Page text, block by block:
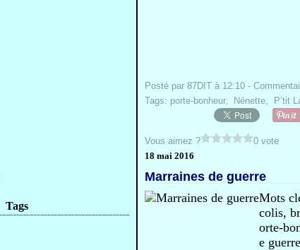
Tags
Posté par 87DIT à 12:10 -
Tags: porte-bonheur, Nénette, P’tit
Vous aimez ?
0 vote
18 mai 2016
Marraines de guerre
Mots
colis,
orte-
e